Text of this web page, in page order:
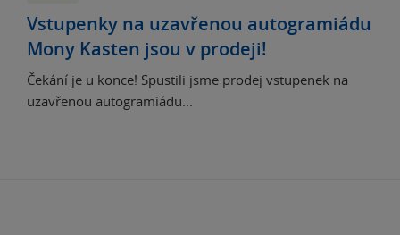
Vstupenky na uzavřenou autogramiádu
Mony Kasten jsou v prodeji!
Čekání je u konce! Spustili jsme prodej vstupenek na
uzavřenou autogramiádu...